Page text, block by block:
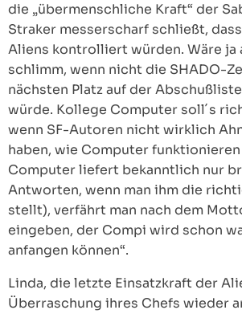
die „übermenschliche Kraft“ der
Straker messerscharf schließt,
Aliens kontrolliert würden. Wäre ja
schlimm, wenn nicht die SHADO-
nächsten Platz auf der
würde. Kollege Computer soll´s
wenn SF-Autoren nicht wirklich
haben, wie Computer
Computer liefert bekanntlich nur
Antworten, wenn man ihm die
stellt), verfährt man nach dem
eingeben, der Compi wird schon
anfangen können“.
Linda, die letzte Einsatzkraft der
Überraschung ihres Chefs wieder